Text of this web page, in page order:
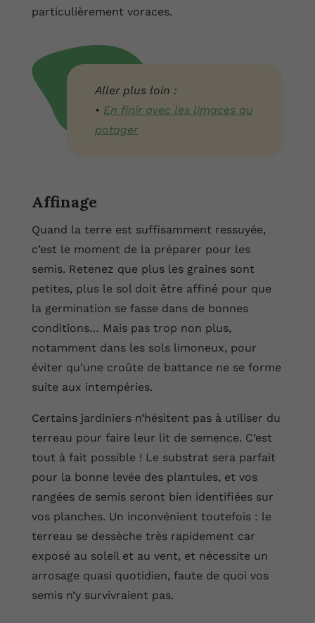
particulièrement voraces.
Aller plus loin :
• En finir avec les limaces au
potager
Affinage
Quand la terre est suffisamment ressuyée,
c’est le moment de la préparer pour les
semis. Retenez que plus les graines sont
petites, plus le sol doit être affiné pour que
la germination se fasse dans de bonnes
conditions… Mais pas trop non plus,
notamment dans les sols limoneux, pour
éviter qu’une croûte de battance ne se forme
suite aux intempéries.
Certains jardiniers n’hésitent pas à utiliser du
terreau pour faire leur lit de semence. C’est
tout à fait possible ! Le substrat sera parfait
pour la bonne levée des plantules, et vos
rangées de semis seront bien identifiées sur
vos planches. Un inconvénient toutefois : le
terreau se dessèche très rapidement car
exposé au soleil et au vent, et nécessite un
arrosage quasi quotidien, faute de quoi vos
semis n’y survivraient pas.